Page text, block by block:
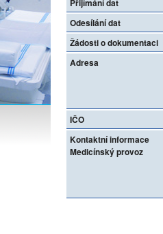
Odesílání dat
Žádosti o dokumentaci
Adresa
IČO
Kontaktní informace
Medicínský provoz